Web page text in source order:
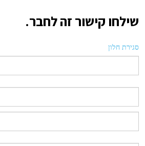
שילחו קישור זה לחבר.
סגירת חלון